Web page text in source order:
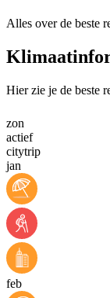
Alles over de beste
Hier zie je de beste
zon
actief
citytrip
jan
feb